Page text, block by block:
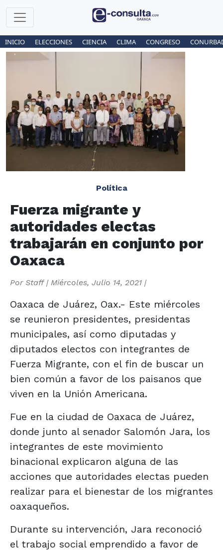
INICIO ELECCIONES CIENCIA CLIMA CONGRESO
Política
Fuerza migrante y
autoridades electas
trabajarán en conjunto por
Oaxaca
Por Staff| Miércoles, Julio 14, 2021 |
Oaxaca de Juárez, Oax.- Este miércoles
se reunieron presidentes, presidentas
municipales, así como diputadas y
diputados electos con integrantes de
Fuerza Migrante, con el fin de buscar un
bien común a favor de los paisanos que
viven en la Unión Americana.
Fue en la ciudad de Oaxaca de Juárez,
donde junto al senador Salomón Jara, los
integrantes de este movimiento
binacional explicaron alguna de las
acciones que autoridades electas pueden
realizar para el bienestar de los migrantes
oaxaqueños.
Durante su intervención, Jara reconoció
el trabajo social emprendido a favor de